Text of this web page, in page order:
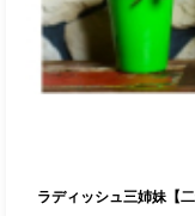
ラディッシュ三姉妹【